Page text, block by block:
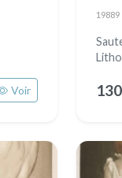
Voir
19889